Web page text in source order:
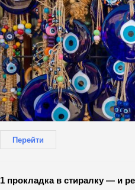
Перейти
1 прокладка в стиралку — и